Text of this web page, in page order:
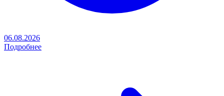
06.08.2026
Подробнее